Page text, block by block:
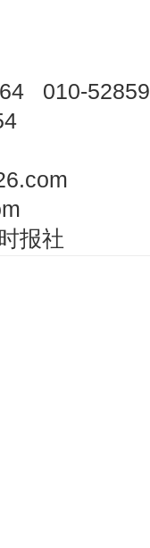
010-
报社